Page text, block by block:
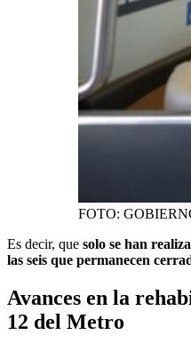
FOTO:
Es decir, que solo se han
las seis que permanecen
Avances en la
12 del Metro